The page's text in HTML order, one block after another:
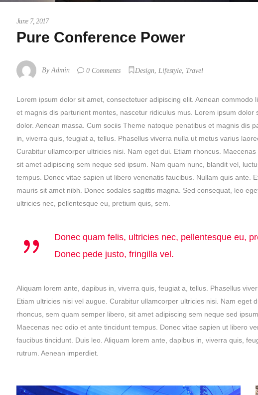
June 7, 2017
Pure Conference Power
By Admin 0 Comments Design Lifestyle Travel
Lorem ipsum dolor sit amet, consectetuer adipiscing elit. Aenean
et magnis dis parturient montes, nascetur ridiculus mus. Lorem ipsum
dolor. Aenean massa. Cum sociis Theme natoque penatibus et magnis dis
in, viverra quis, feugiat a, tellus. Phasellus viverra nulla ut metus varius
Curabitur ullamcorper ultricies nisi. Nam eget dui. Etiam rhoncus.
sit amet adipiscing sem neque sed ipsum. Nam quam nunc, blandit vel,
tempus. Donec vitae sapien ut libero venenatis faucibus. Nullam quis ante.
mauris sit amet nibh. Donec sodales sagittis magna. Sed consequat, leo
ultricies nec, pellentesque eu, pretium quis, sem.
Donec quam felis, ultricies nec, pellentesque eu,
Donec pede justo, fringilla vel.
Aliquam lorem ante, dapibus in, viverra quis, feugiat a, tellus. Phasellus
Etiam ultricies nisi vel augue. Curabitur ullamcorper ultricies nisi. Nam
rhoncus, sem quam semper libero, sit amet adipiscing sem neque sed
Maecenas nec odio et ante tincidunt tempus. Donec vitae sapien ut libero
faucibus tincidunt. Duis leo. Aliquam lorem ante, dapibus in, viverra quis,
rutrum. Aenean imperdiet.